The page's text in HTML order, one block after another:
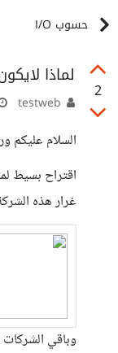
حسوب I/O
2
لماذا
السلام عليكم
اقتراح بسيط
غرار هذه
وباقي الشركات